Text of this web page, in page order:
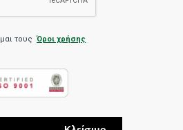
τους Όροι χρήσης